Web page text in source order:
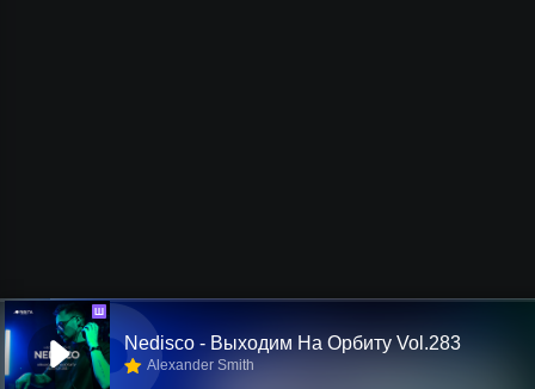
Ш
Nedisco - Выходим На Орбиту Vol.283
Alexander Smith